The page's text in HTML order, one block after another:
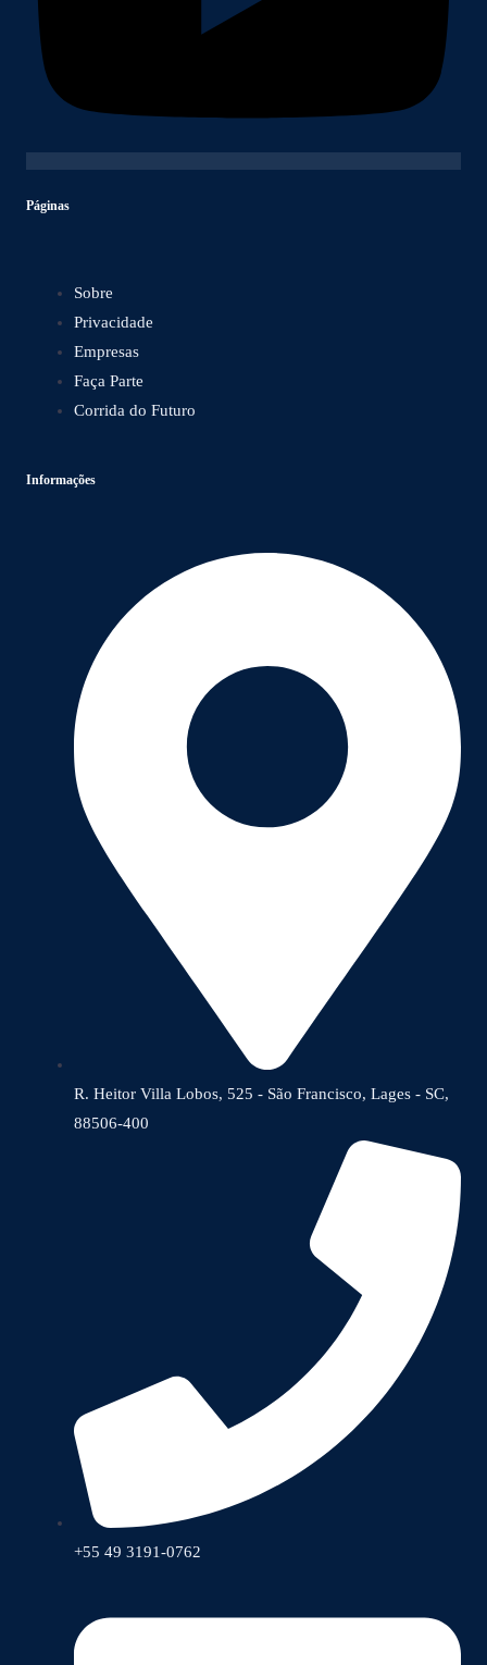
Páginas
Sobre
Privacidade
Empresas
Faça Parte
Corrida do Futuro
Informações
R. Heitor Villa Lobos, 525 - São Francisco, Lages - SC,
88506-400
+55 49 3191-0762